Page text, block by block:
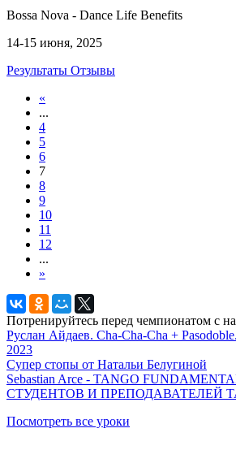
Bossa Nova - Dance Life Benefits
14-15 июня, 2025
Результаты Отзывы
«
...
4
5
6
7
8
9
10
11
12
...
»
Потренируйтесь перед чемпионатом с
Руслан Айдаев. Cha-Cha-Cha +
2023
Супер стопы от Натальи Белугиной
Sebastian Arce - TANGO
СТУДЕНТОВ И ПРЕПОДАВАТЕЛЕЙ
Посмотреть все уроки